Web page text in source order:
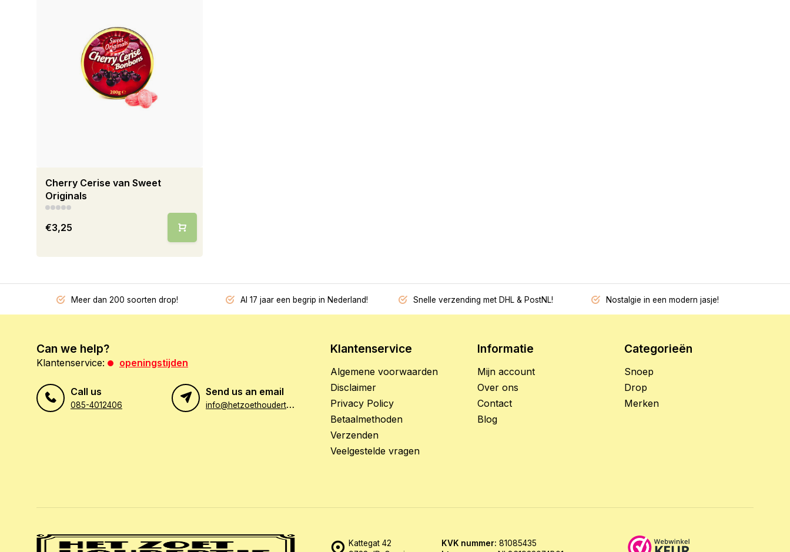
Cherry Cerise van Sweet
Originals
€3,25
Meer dan 200 soorten drop! Al 17 jaar een begrip in Nederland! Snelle verzending met DHL & PostNL! Nostalgie in een modern jasje!
Can we help?
Klantenservice: openingstijden
Call us
085-4012406
Send us an email
i
nfo@hetzoethoudertje.nl
Klantenservice
Algemene voorwaarden
Disclaimer
Privacy Policy
Betaalmethoden
Verzenden
Veelgestelde vragen
Informatie
Mijn account
Over ons
Contact
Blog
Categorieën
Snoep
Drop
Merken
Kattegat 42
KVK nummer: 81085435